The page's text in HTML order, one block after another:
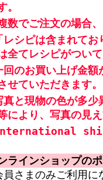
。
数でご注文の場合
レシピは含まれてお
全てレシピがつい
回のお買い上げ金
せていただきます。
真と現物の色が多少
により、写真の見
ラインショップの
員さまのみご利用に